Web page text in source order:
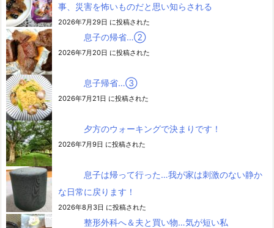
事、災害を怖いものだと思い知らされる
2026年7月29日 に投稿された
息子の帰省…②
2026年7月20日 に投稿された
息子帰省…③
2026年7月21日 に投稿された
夕方のウォーキングで決まりです！
2026年7月9日 に投稿された
息子は帰って行った…我が家は刺激のない静か
な日常に戻ります！
2026年8月3日 に投稿された
整形外科へ＆夫と買い物…気が短い私